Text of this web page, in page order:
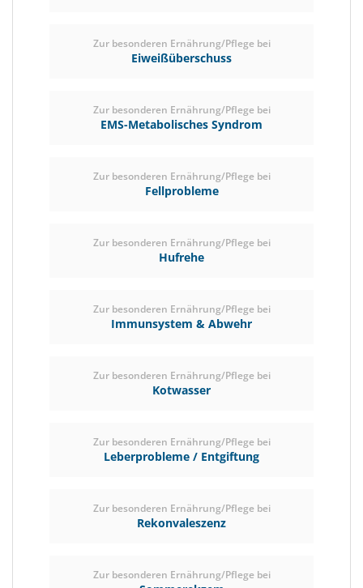
Zur besonderen Ernährung/Pflege bei
Eiweißüberschuss
Zur besonderen Ernährung/Pflege bei
EMS-Metabolisches Syndrom
Zur besonderen Ernährung/Pflege bei
Fellprobleme
Zur besonderen Ernährung/Pflege bei
Hufrehe
Zur besonderen Ernährung/Pflege bei
Immunsystem & Abwehr
Zur besonderen Ernährung/Pflege bei
Kotwasser
Zur besonderen Ernährung/Pflege bei
Leberprobleme / Entgiftung
Zur besonderen Ernährung/Pflege bei
Rekonvaleszenz
Zur besonderen Ernährung/Pflege bei